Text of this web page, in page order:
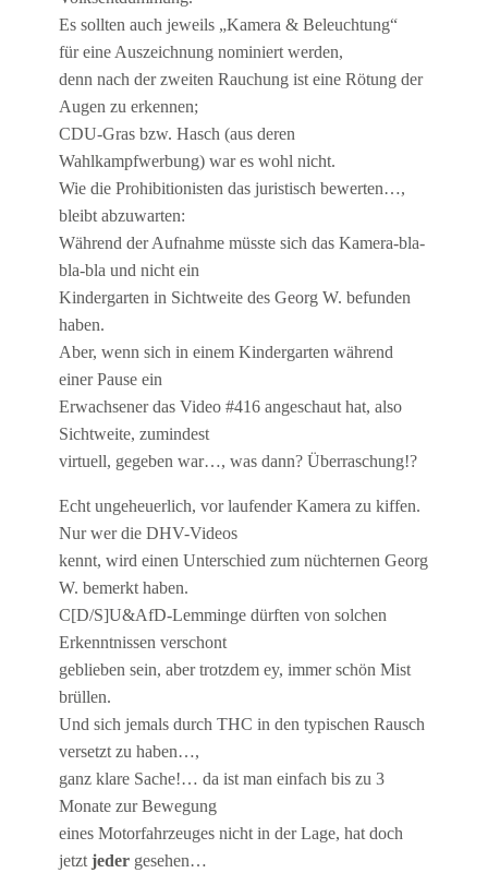
Es sollten auch jeweils „Kamera & Beleuchtung“
für eine Auszeichnung nominiert werden,
denn nach der zweiten Rauchung ist eine Rötung der
Augen zu erkennen;
CDU-Gras bzw. Hasch (aus deren
Wahlkampfwerbung) war es wohl nicht.
Wie die Prohibitionisten das juristisch bewerten…,
bleibt abzuwarten:
Während der Aufnahme müsste sich das Kamera-bla-
bla-bla und nicht ein
Kindergarten in Sichtweite des Georg W. befunden
haben.
Aber, wenn sich in einem Kindergarten während
einer Pause ein
Erwachsener das Video #416 angeschaut hat, also
Sichtweite, zumindest
virtuell, gegeben war…, was dann? Überraschung!?
Echt ungeheuerlich, vor laufender Kamera zu kiffen.
Nur wer die DHV-Videos
kennt, wird einen Unterschied zum nüchternen Georg
W. bemerkt haben.
C[D/S]U&AfD-Lemminge dürften von solchen
Erkenntnissen verschont
geblieben sein, aber trotzdem ey, immer schön Mist
brüllen.
Und sich jemals durch THC in den typischen Rausch
versetzt zu haben…,
ganz klare Sache!… da ist man einfach bis zu 3
Monate zur Bewegung
eines Motorfahrzeuges nicht in der Lage, hat doch
jetztjeder gesehen…